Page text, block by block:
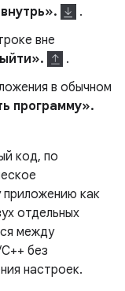
.
вне
.
в обычном
программу».
код, по
как
отдельных
между
без
настроек.